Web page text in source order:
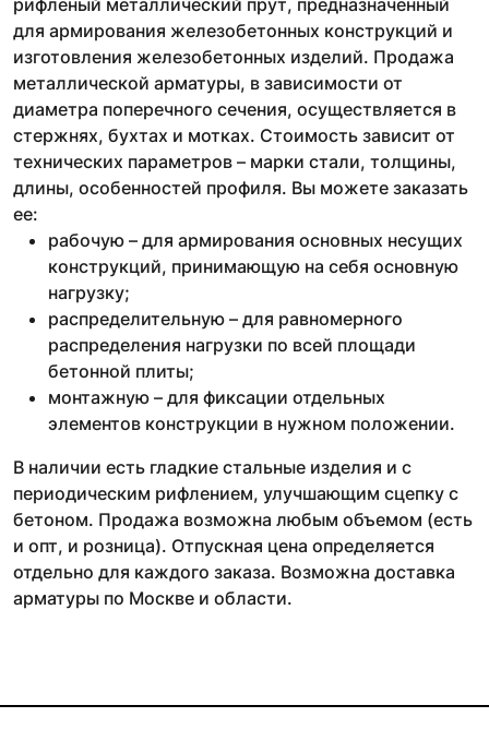
рифленый металлический прут, предназначенный
для армирования железобетонных конструкций и
изготовления железобетонных изделий. Продажа
металлической арматуры, в зависимости от
диаметра поперечного сечения, осуществляется в
стержнях, бухтах и мотках. Стоимость зависит от
технических параметров – марки стали, толщины,
длины, особенностей профиля. Вы можете заказать
ее:
рабочую – для армирования основных несущих
конструкций, принимающую на себя основную
нагрузку;
распределительную – для равномерного
распределения нагрузки по всей площади
бетонной плиты;
монтажную – для фиксации отдельных
элементов конструкции в нужном положении.
В наличии есть гладкие стальные изделия и с
периодическим рифлением, улучшающим сцепку с
бетоном. Продажа возможна любым объемом (есть
и опт, и розница). Отпускная цена определяется
отдельно для каждого заказа. Возможна доставка
арматуры по Москве и области.